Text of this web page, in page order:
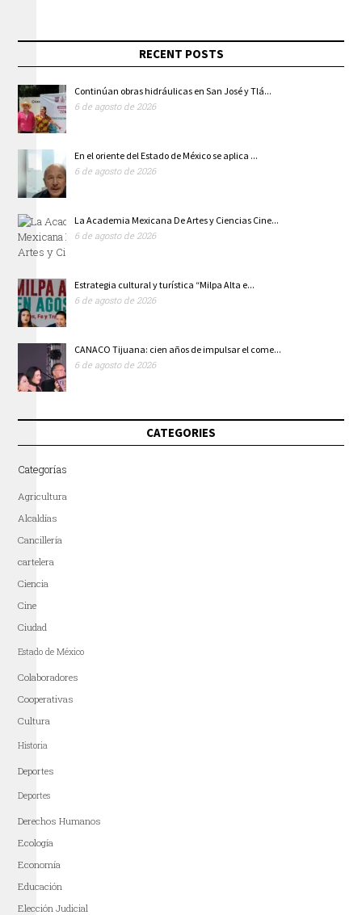
RECENT POSTS
Continúan obras hidráulicas en San José y Tlá...
6 de agosto de 2026
En el oriente del Estado de México se aplica ...
6 de agosto de 2026
La Academia Mexicana De Artes y Ciencias Cine...
6 de agosto de 2026
Estrategia cultural y turística “Milpa Alta e...
6 de agosto de 2026
CANACO Tijuana: cien años de impulsar el come...
6 de agosto de 2026
CATEGORIES
Categorías
Agricultura
Alcaldías
Cancillería
cartelera
Ciencia
Cine
Ciudad
Estado de México
Colaboradores
Cooperativas
Cultura
Historia
Deportes
Deportes
Derechos Humanos
Ecología
Economía
Educación
Elección Judicial